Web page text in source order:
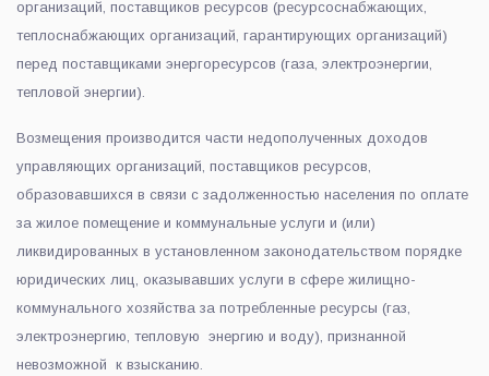
организаций, поставщиков ресурсов (ресурсоснабжающих,
теплоснабжающих организаций, гарантирующих организаций)
перед поставщиками энергоресурсов (газа, электроэнергии,
тепловой энергии).
Возмещения производится части недополученных доходов
управляющих организаций, поставщиков ресурсов,
образовавшихся в связи с задолженностью населения по оплате
за жилое помещение и коммунальные услуги и (или)
ликвидированных в установленном законодательством порядке
юридических лиц, оказывавших услуги в сфере жилищно-
коммунального хозяйства за потребленные ресурсы (газ,
электроэнергию, тепловую энергию и воду), признанной
невозможной к взысканию.